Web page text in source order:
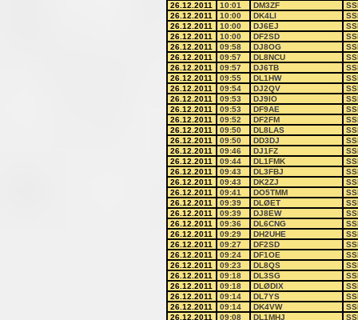
26.12.2011
10:01 DM3ZF
26.12.2011
10:00 DK4LI
26.12.2011
10:00 DJ6EJ
26.12.2011
10:00 DF2SD
26.12.2011
09:58 DJ8OG
26.12.2011
09:57 DL8NCU
26.12.2011
09:57 DJ6TB
26.12.2011
09:55 DL1HW
26.12.2011
09:54 DJ2QV
26.12.2011
09:53 DJ9IO
26.12.2011
09:53 DF9AE
26.12.2011
09:52 DF2FM
26.12.2011
09:50 DL8LAS
26.12.2011
09:50 DD3DJ
26.12.2011
09:46 DJ1FZ
26.12.2011
09:44 DL1FMK
26.12.2011
09:43 DL3FBJ
26.12.2011
09:43 DK2ZJ
26.12.2011
09:41 DO5TMM
26.12.2011
09:39 DLØET
26.12.2011
09:39 DJ8EW
26.12.2011
09:36 DL6CNG
26.12.2011
09:29 DH2UHE
26.12.2011
09:27 DF2SD
26.12.2011
09:24 DF1OE
26.12.2011
09:23 DL8QS
26.12.2011
09:18 DL3SG
26.12.2011
09:18 DLØDIX
26.12.2011
09:14 DL7YS
26.12.2011
09:14 DK4VW
26.12.2011
09:08 DL1MHJ